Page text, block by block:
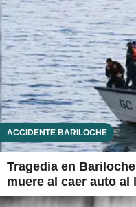
ACCIDENTE BARILOCHE
Tragedia en
muere al caer auto al